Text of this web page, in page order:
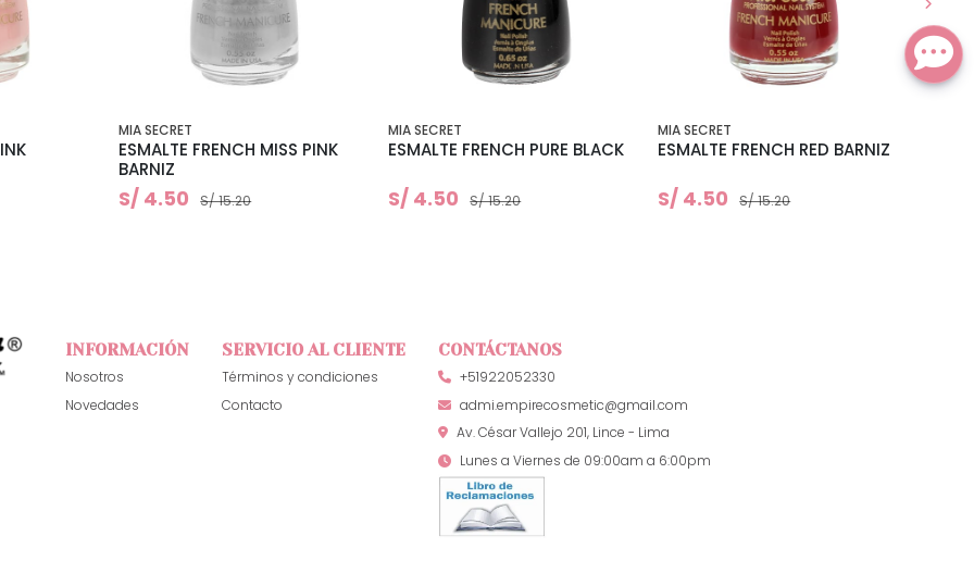
MIA SECRET
ESMALTE FRENCH MISS PINK
BARNIZ
S/ 4.50 S/ 15.20
MIA SECRET
ESMALTE FRENCH PURE BLACK
S/ 4.50 S/ 15.20
MIA SECRET
ESMALTE FRENCH RED BARNIZ
S/ 4.50 S/ 15.20
INFORMACIÓN
Nosotros
Novedades
SERVICIO AL CLIENTE
Términos y condiciones
Contacto
CONTÁCTANOS
+51922052330
admi.empirecosmetic@gmail.com
Av. César Vallejo 201, Lince - Lima
Lunes a Viernes de 09:00am a 6:00pm